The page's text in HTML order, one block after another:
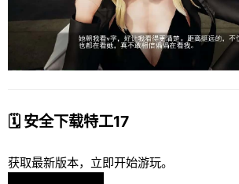
🗓️ 安全下载特工17
获取最新版本，立即开始游玩。